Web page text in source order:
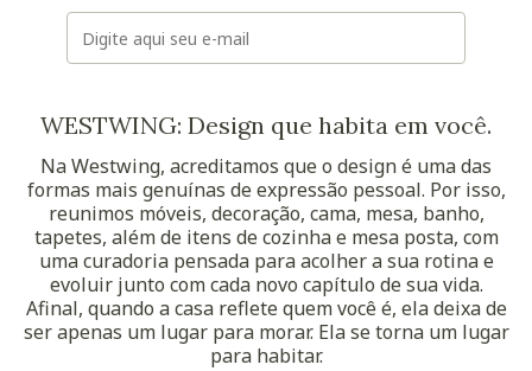
E-mail
WESTWING: Design que habita em você.
Na Westwing, acreditamos que o design é uma das
formas mais genuínas de expressão pessoal. Por isso,
reunimos móveis, decoração, cama, mesa, banho,
tapetes, além de itens de cozinha e mesa posta, com
uma curadoria pensada para acolher a sua rotina e
evoluir junto com cada novo capítulo de sua vida.
Afinal, quando a casa reflete quem você é, ela deixa de
ser apenas um lugar para morar. Ela se torna um lugar
para habitar.